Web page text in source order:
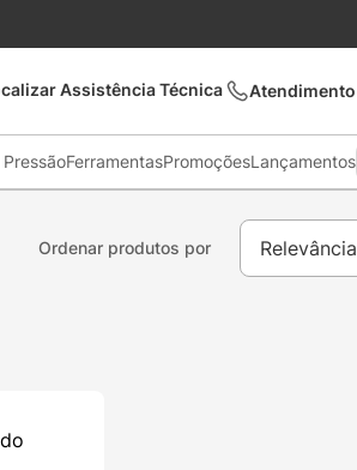
Assistência Técnica Atendimento
FerramentasPromoçõesLançamentos
Relevância